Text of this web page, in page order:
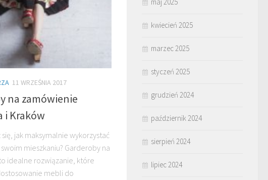
11 WRZEŚNIA 2017
na zamówienie
i Kraków
się, jak maksymalnie wykorzystać
mieszkaniu? Garderoby na
idealne rozwiązanie, które
mebli do
kwiecień 2025
marzec 2025
styczeń 2025
grudzień 2024
październik 2024
sierpień 2024
lipiec 2024